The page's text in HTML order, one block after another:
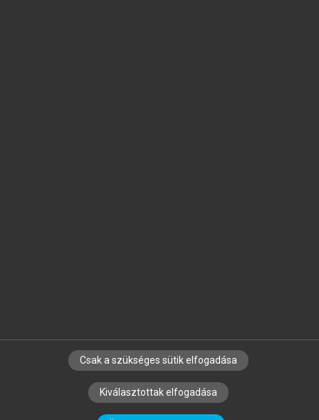
SZERZŐKNEK CÉGEKNEK KÖNYVTÁROSOKNAK
SZERKESZTÉSI ÉS LEKTORÁLÁSI ALAPELVEK
Csak a szükséges sütik elfogadása
Kiválasztottak elfogadása